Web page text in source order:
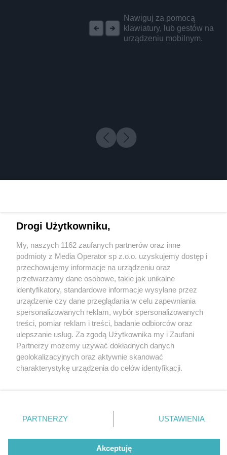
Nawiguj za pomocą
klawiatury, lub gestów na
urządzeniu mobilnym.
3 / 0
Wydawca mediów lokalnych
Nie zapomnij
zapoznać się z:
polityką prywatności
Twojemiasto
Piekary Śląskie
Chorzów
Tarnowskie Góry
Gliwice
Skontakuj sięz nami
Kontakt
Redakcja
Newsletter
Drogi Użytkowniku,
My, naszych 1162 zaufanych partnerów oraz inne
podmioty z Media Operator sp z.o.o. uzyskujemy dostęp i
przechowujemy informacje na urządzeniu oraz
przetwarzamy dane osobowe, takie jak unikalne
identyfikatory, standardowe informacje wysyłane przez
urządzenie czy dane przeglądania w celu zapewniania
spersonalizowanych reklam, wybór spersonalizowanych
treści, pomiar reklam i treści, badanie odbiorców oraz
ulepszanie usług. Za zgodą Użytkownika my i Zaufani
Partnerzy możemy używać dokładnych danych
geolokalizacyjnych oraz aktywnie skanować
charakterystykę urządzenia do celów identyfikacji.
zmienić/wycofać klikając przycisk ustawień prywatności
znajdujący się w lewym dolnym rogu strony
rodzaje przetwarzania danych nie wymagają zgody
użytkownika, ale masz prawo sprzeciwić się takiemu
PARTNERZY USTAWIENIA
Akceptuję